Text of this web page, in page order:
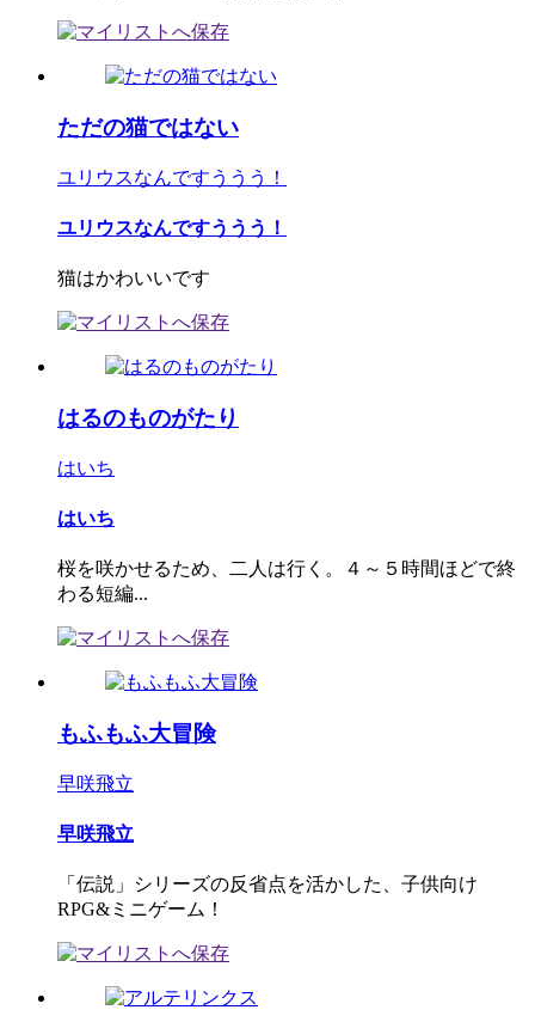
ただの猫ではない
ユリウスなんですううう！
ユリウスなんですううう！
猫はかわいいです
はるのものがたり
はいち
はいち
桜を咲かせるため、二人は行く。４～５時間ほどで終
わる短編...
もふもふ大冒険
早咲飛立
早咲飛立
「伝説」シリーズの反省点を活かした、子供向け
RPG&ミニゲーム！